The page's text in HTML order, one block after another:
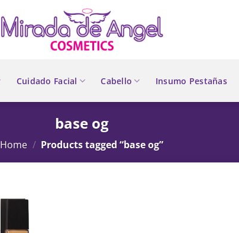
Cuidado Facial Cabello Insumo Pestañas
base og
Home / Products tagged “base og”